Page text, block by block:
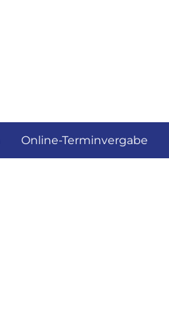
Online-Terminvergabe